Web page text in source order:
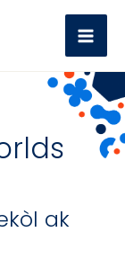
ak